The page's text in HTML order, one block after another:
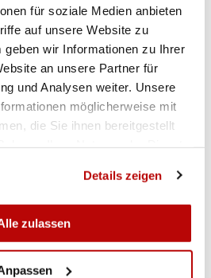
für soziale Medien anbieten
auf unsere Website zu
geben wir Informationen zu Ihrer
an unsere Partner für
und Analysen weiter. Unsere
möglicherweise mit
die Sie ihnen bereitgestellt
Details zeigen
zulassen
Gewehr 50m 2019: Final
DER SIEGEREHRUNG